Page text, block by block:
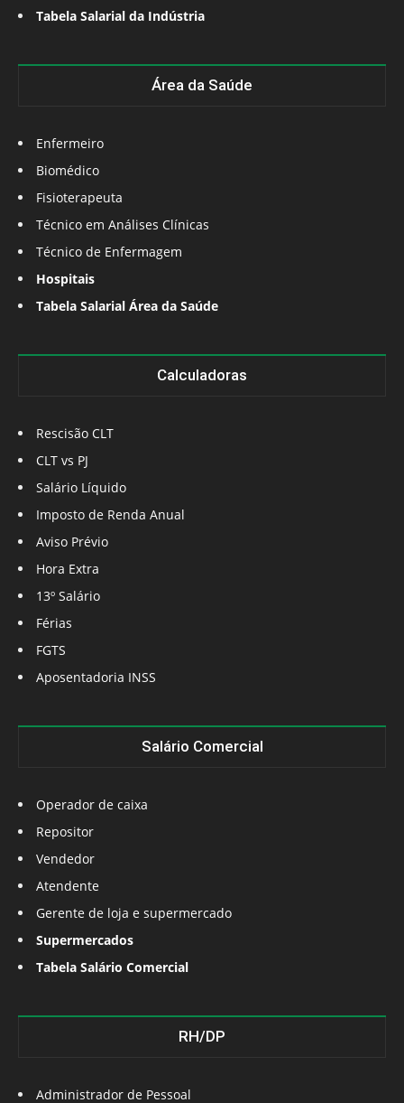
Tabela Salarial da Indústria
Área da Saúde
Enfermeiro
Biomédico
Fisioterapeuta
Técnico em Análises Clínicas
Técnico de Enfermagem
Hospitais
Tabela Salarial Área da Saúde
Calculadoras
Rescisão CLT
CLT vs PJ
Salário Líquido
Imposto de Renda Anual
Aviso Prévio
Hora Extra
13º Salário
Férias
FGTS
Aposentadoria INSS
Salário Comercial
Operador de caixa
Repositor
Vendedor
Atendente
Gerente de loja e supermercado
Supermercados
Tabela Salário Comercial
RH/DP
Administrador de Pessoal